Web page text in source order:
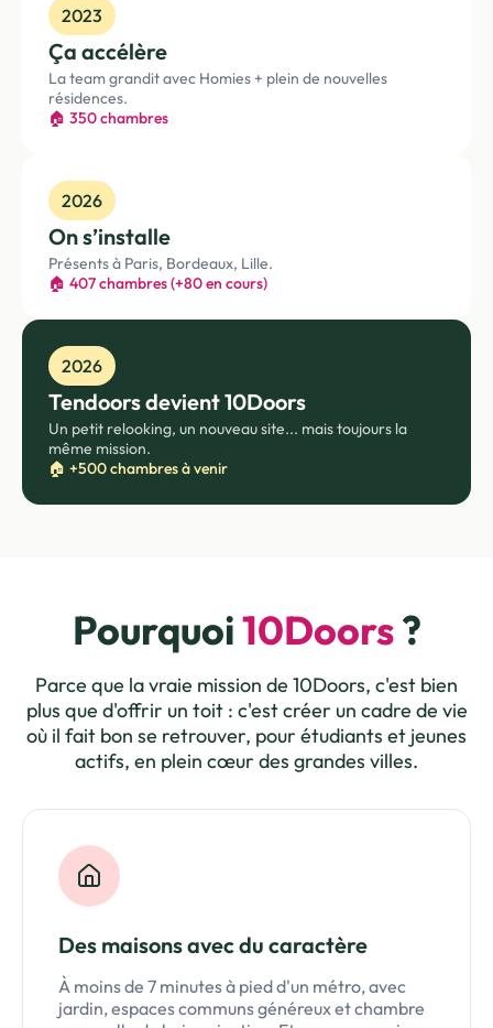
2023
Ça accélère
La team grandit avec Homies + plein de nouvelles
résidences.
🏠 350 chambres
2026
On s’installe
Présents à Paris, Bordeaux, Lille.
🏠 407 chambres (+80 en cours)
2026
Tendoors devient 10Doors
Un petit relooking, un nouveau site... mais toujours la
même mission.
🏠 +500 chambres à venir
Pourquoi10Doors?
Parce que la vraie mission de 10Doors, c'est bien
plus que d'offrir un toit : c'est créer un cadre de vie
où il fait bon se retrouver, pour étudiants et jeunes
actifs, en plein cœur des grandes villes.
Des maisons avec du caractère
À moins de 7 minutes à pied d'un métro, avec
jardin, espaces communs généreux et chambre